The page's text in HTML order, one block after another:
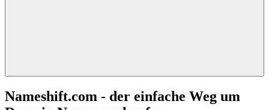
Nameshift.com - der einfache Weg um